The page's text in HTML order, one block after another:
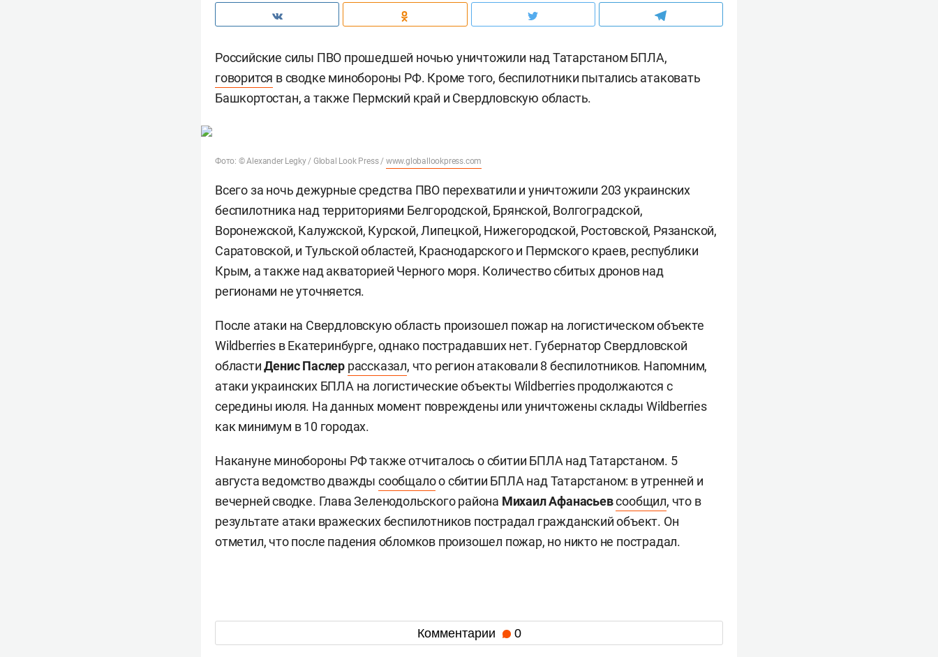
Российские силы ПВО прошедшей ночью уничтожили над Татарстаном БПЛА,
говорится в сводке минобороны РФ. Кроме того, беспилотники пытались атаковать
Башкортостан, а также Пермский край и Свердловскую область.
Фото: © Alexander Legky / Global Look Press / www.globallookpress.com
Всего за ночь дежурные средства ПВО перехватили и уничтожили 203 украинских
беспилотника над территориями Белгородской, Брянской, Волгоградской,
Воронежской, Калужской, Курской, Липецкой, Нижегородской, Ростовской, Рязанской,
Саратовской, и Тульской областей, Краснодарского и Пермского краев, республики
Крым, а также над акваторией Черного моря. Количество сбитых дронов над
регионами не уточняется.
После атаки на Свердловскую область произошел пожар на логистическом объекте
Wildberries в Екатеринбурге, однако пострадавших нет. Губернатор Свердловской
областиДенис Паслер рассказал, что регион атаковали 8 беспилотников. Напомним,
атаки украинских БПЛА на логистические объекты Wildberries продолжаются с
середины июля. На данных момент повреждены или уничтожены склады Wildberries
как минимум в 10 городах.
Накануне минобороны РФ также отчиталось о сбитии БПЛА над Татарстаном. 5
августа ведомство дваждысообщалоо сбитии БПЛА над Татарстаном: в утренней и
вечерней сводке. Глава Зеленодольского района Михаил Афанасьевсообщил, что в
результате атаки вражеских беспилотников пострадал гражданский объект. Он
отметил, что после падения обломков произошел пожар, но никто не пострадал.
Комментарии 0